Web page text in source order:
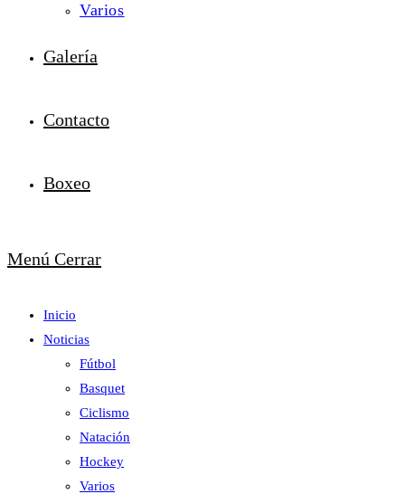
Varios
Galería
Contacto
Boxeo
Menú Cerrar
Inicio
Noticias
Fútbol
Basquet
Ciclismo
Natación
Hockey
Varios